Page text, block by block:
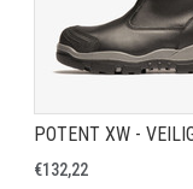
€132,22